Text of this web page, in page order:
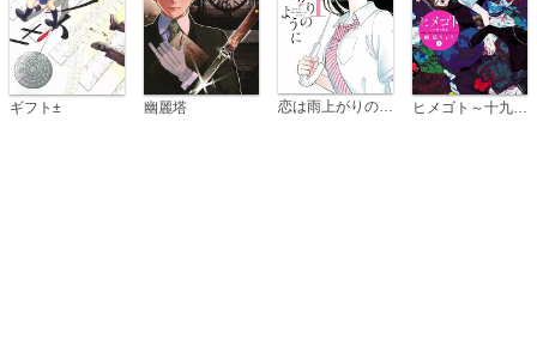
ギフト± 幽麗塔 恋は雨上がりのように